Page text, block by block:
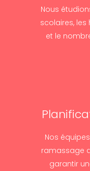
Nous
scolaires, les
et le
Nos
ramassage
garantir